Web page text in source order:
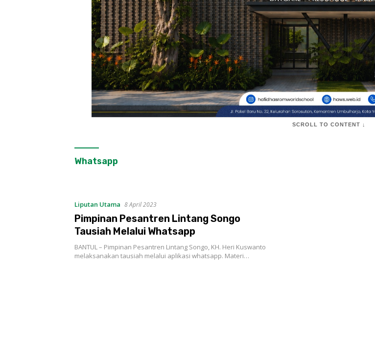
SCROLL TO CONTENT ↓
Whatsapp
Liputan Utama 8 April 2023
Pimpinan Pesantren Lintang Songo
Tausiah Melalui Whatsapp
BANTUL – Pimpinan Pesantren Lintang Songo, KH. Heri Kuswanto
melaksanakan tausiah melalui aplikasi whatsapp. Materi…